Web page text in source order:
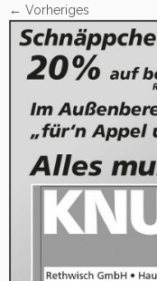
← Vorheriges